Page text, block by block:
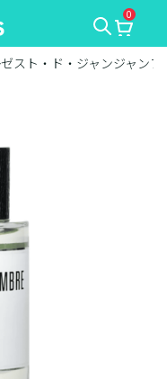
0
ゼスト・ド・ジャンジャンブ